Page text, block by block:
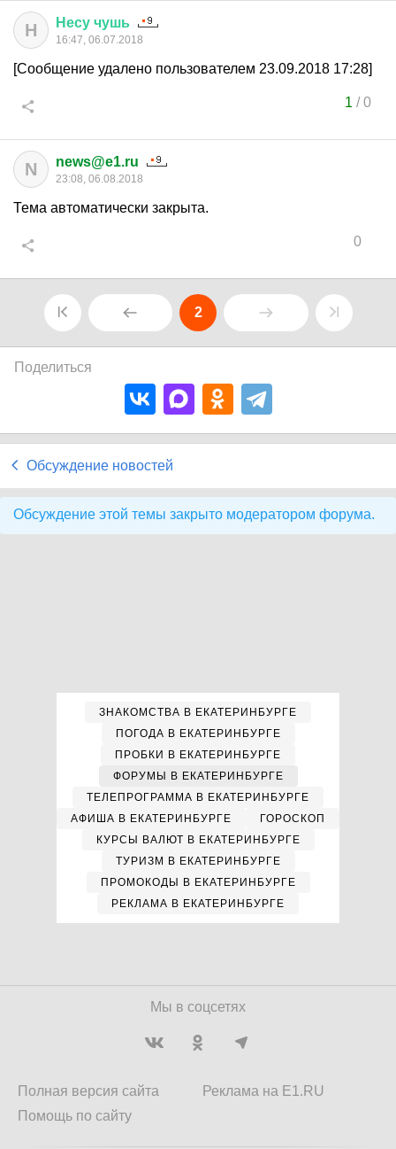
Н Несу чушь
16:47, 06.07.2018
[Сообщение удалено пользователем 23.09.2018 17:28]
1 /0
N news@e1.ru
23:08, 06.08.2018
Тема автоматически закрыта.
0
2
Поделиться
Обсуждение новостей
Обсуждение этой темы закрыто модератором форума.
ЗНАКОМСТВА В ЕКАТЕРИНБУРГЕ
ПОГОДА В ЕКАТЕРИНБУРГЕ
ПРОБКИ В ЕКАТЕРИНБУРГЕ
ФОРУМЫ В ЕКАТЕРИНБУРГЕ
ТЕЛЕПРОГРАММА В ЕКАТЕРИНБУРГЕ
АФИША В ЕКАТЕРИНБУРГЕ
ГОРОСКОП
КУРСЫ ВАЛЮТ В ЕКАТЕРИНБУРГЕ
ТУРИЗМ В ЕКАТЕРИНБУРГЕ
ПРОМОКОДЫ В ЕКАТЕРИНБУРГЕ
РЕКЛАМА В ЕКАТЕРИНБУРГЕ
Мы в соцсетях
Полная версия сайта
Помощь по сайту
Реклама на E1.RU